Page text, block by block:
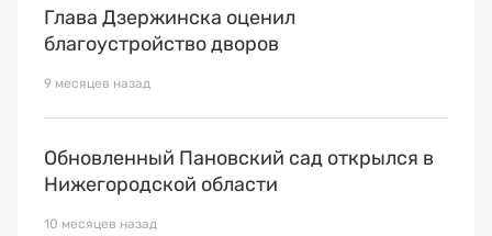
Глава Дзержинска оценил
благоустройство дворов
9 месяцев назад
Обновленный Пановский сад открылся в
Нижегородской области
10 месяцев назад